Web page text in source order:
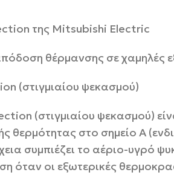
της Mitsubishi Electric
θέρμανσης σε χαμηλές
(στιγμιαίου ψεκασμού)
(στιγμιαίου ψεκασμού)
θερμότητας στο σημείο A
συμπιέζει το αέριο-υγρό
όταν οι εξωτερικές